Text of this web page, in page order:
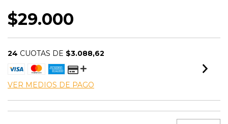
$29.000
24 CUOTAS DE $3.088,62
VER MEDIOS DE PAGO